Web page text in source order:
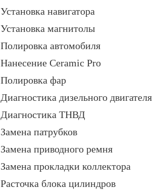
Установка навигатора
Установка магнитолы
Полировка автомобиля
Нанесение Ceramic Pro
Полировка фар
Диагностика дизельного двигателя
Диагностика ТНВД
Замена патрубков
Замена приводного ремня
Замена прокладки коллектора
Расточка блока цилиндров